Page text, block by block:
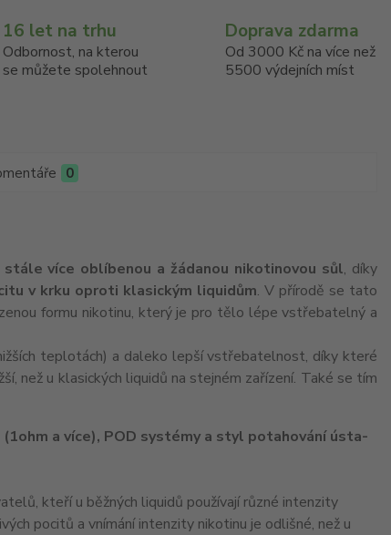
16 let na trhu
Odbornost, na kterou
se můžete spolehnout
Doprava zdarma
Od 3000 Kč na více než
5500 výdejních míst
0
stále více oblíbenou a žádanou nikotinovou sůl, díky
v krku oproti klasickým liquidům. V přírodě se tato
formu nikotinu, který je pro tělo lépe vstřebatelný a
teplotách) a daleko lepší vstřebatelnost, díky které
než u klasických liquidů na stejném zařízení. Také se tím
a více), POD systémy a styl potahování ústa-
kteří u běžných liquidů používají různé intenzity
pocitů a vnímání intenzity nikotinu je odlišné, než u